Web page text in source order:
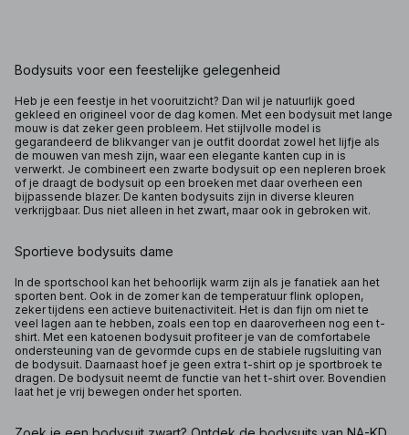
Bodysuits voor een feestelijke gelegenheid
Heb je een feestje in het vooruitzicht? Dan wil je natuurlijk goed
gekleed en origineel voor de dag komen. Met een bodysuit met lange
mouw is dat zeker geen probleem. Het stijlvolle model is
gegarandeerd de blikvanger van je outfit doordat zowel het lijfje als
de mouwen van mesh zijn, waar een elegante kanten cup in is
verwerkt. Je combineert een zwarte bodysuit op een nepleren broek
of je draagt de bodysuit op een broeken met daar overheen een
bijpassende blazer. De kanten bodysuits zijn in diverse kleuren
verkrijgbaar. Dus niet alleen in het zwart, maar ook in gebroken wit.
Sportieve bodysuits dame
In de sportschool kan het behoorlijk warm zijn als je fanatiek aan het
sporten bent. Ook in de zomer kan de temperatuur flink oplopen,
zeker tijdens een actieve buitenactiviteit. Het is dan fijn om niet te
veel lagen aan te hebben, zoals een top en daaroverheen nog een t-
shirt. Met een katoenen bodysuit profiteer je van de comfortabele
ondersteuning van de gevormde cups en de stabiele rugsluiting van
de bodysuit. Daarnaast hoef je geen extra t-shirt op je sportbroek te
dragen. De bodysuit neemt de functie van het t-shirt over. Bovendien
laat het je vrij bewegen onder het sporten.